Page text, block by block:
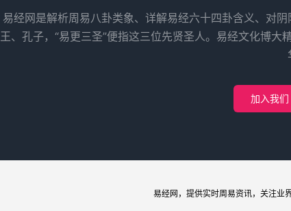
易经网是解析周易八卦类象、详解易经六十四卦含义、对
王、孔子，“易更三圣”便指这三位先贤圣人。易经文化博
加入我们
易经网 ，提供实时周易资讯，关注业